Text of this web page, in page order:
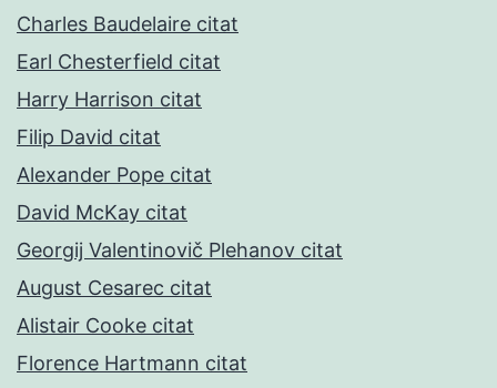
Charles Baudelaire citat
Earl Chesterfield citat
Harry Harrison citat
Filip David citat
Alexander Pope citat
David McKay citat
Georgij Valentinovič Plehanov citat
August Cesarec citat
Alistair Cooke citat
Florence Hartmann citat